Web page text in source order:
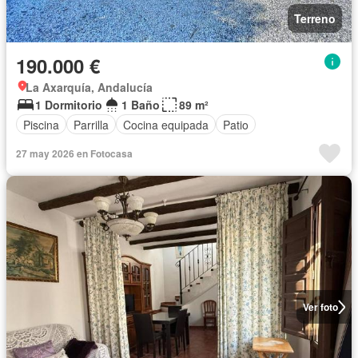
Terreno
190.000 €
La Axarquía, Andalucía
1 Dormitorio
1 Baño
89 m²
Piscina
Parrilla Cocina equipada Patio
27 may 2026 en Fotocasa
Ver foto